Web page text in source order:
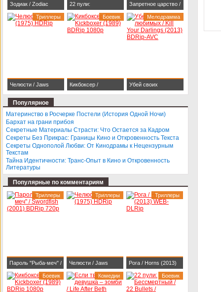
Зодиак / Zodiac
(2007) BDRip
22 пули:
Бессмертный / 22
Bullets / L'immortel
Запретное царство /
The Forbidden
Kingdom (2008)
Челюсти / Jaws
(1975) HDRip
Триллеры
Кикбоксер /
Боевик
Убей своих
Darlings (2013)
Мелодрамма
Популярное
Материнство в Росчерке Постели (История Одной Ночи)
Бархат на грани прибоя
Секретные Материалы Страсти: Что Остается за Кадром
Секреты Без Прикрас: Границы Кино и Откровенность Текста
Секреты Однополой Любви: От Кинодрамы к Нецензурным
Текстам
Тайна Идентичности: Транс-Опыт в Кино и Откровенность
Литературы
Популярные по комментариям
Пароль "Рыба-меч" /
Swordfish (2001)
BDRip 720p
Триллеры
Челюсти / Jaws
(1975) HDRip
Триллеры
Рога / Horns (2013)
WEB-DLRip
Триллеры
Боевик Комедии Боевик